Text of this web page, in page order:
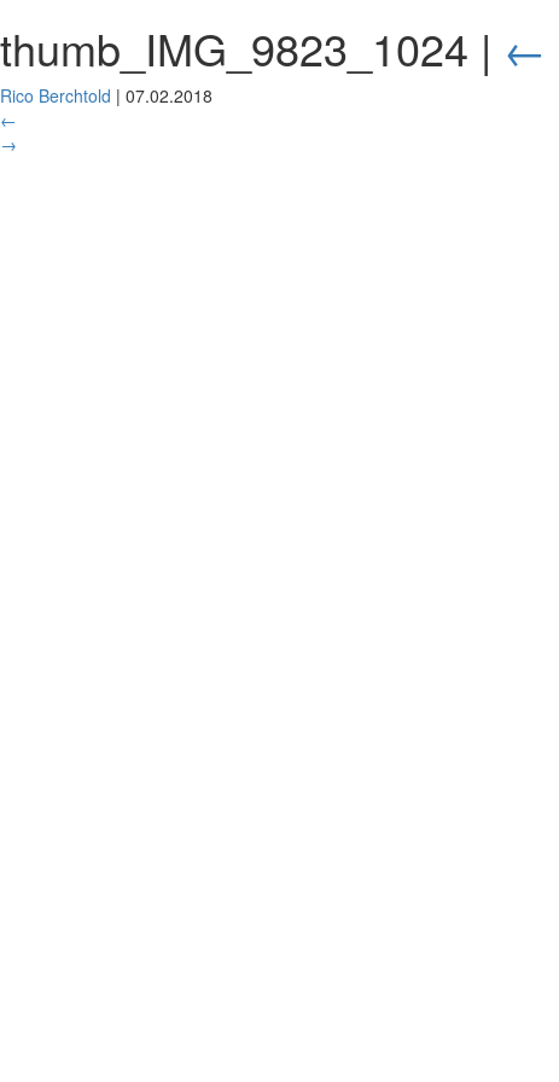
thumb_IMG_9823_1024 | ←
Rico Berchtold | 07.02.2018
←
→